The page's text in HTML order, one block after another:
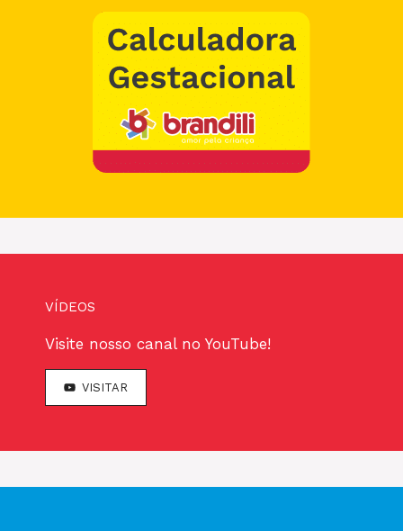
VÍDEOS
Visite nosso canal no YouTube!
VISITAR